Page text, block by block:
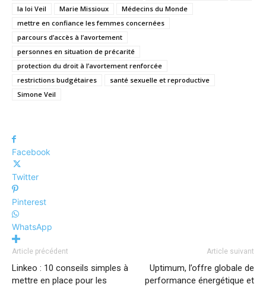
la loi Veil
Marie Missioux
Médecins du Monde
mettre en confiance les femmes concernées
parcours d’accès à l’avortement
personnes en situation de précarité
protection du droit à l’avortement renforcée
restrictions budgétaires
santé sexuelle et reproductive
Simone Veil
Facebook
Twitter
Pinterest
WhatsApp
Article précédent
Linkeo : 10 conseils simples à
mettre en place pour les
Article suivant
Uptimum, l’offre globale de
performance énergétique et